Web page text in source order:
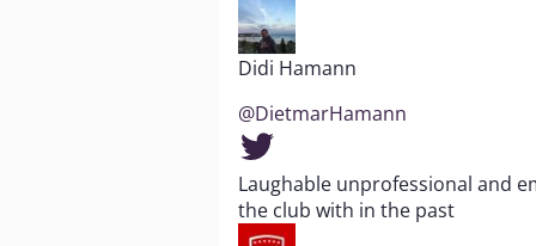
Didi Hamann
@DietmarHamann
Laughable unprofessional and
the club with in the past